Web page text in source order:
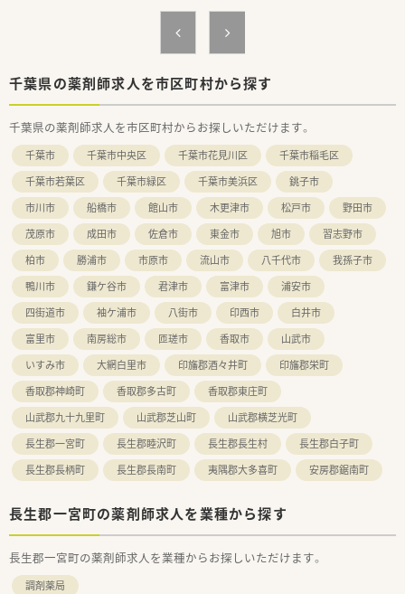
ご希望の方には在宅医療の分野などへ進んでいくことも可能で、
薬剤師としてスキルアップを目指していけます。
千葉県の薬剤師求人を市区町村から探す
千葉県の薬剤師求人を市区町村からお探しいただけます。
千葉市 千葉市中央区 千葉市花見川区
千葉市稲毛区
千葉市若葉区
千葉市緑区 千葉市美浜区
銚子市
市川市
船橋市 館山市 木更津市 松戸市
野田市
茂原市
成田市 佐倉市 東金市 旭市
習志野市
柏市
勝浦市 市原市 流山市 八千代市
我孫子市
鴨川市
鎌ケ谷市 君津市 富津市
浦安市
四街道市
袖ケ浦市 八街市 印西市
白井市
富里市
南房総市 匝瑳市 香取市
山武市
いすみ市
大網白里市 印旛郡酒々井町
印旛郡栄町
香取郡神崎町
香取郡多古町
香取郡東庄町
山武郡九十九里町
山武郡芝山町
山武郡横芝光町
長生郡一宮町
長生郡睦沢町 長生郡長生村
長生郡白子町
長生郡長柄町
長生郡長南町 夷隅郡大多喜町 安房郡鋸南町
長生郡一宮町の薬剤師求人を業種から探す
長生郡一宮町の薬剤師求人を業種からお探しいただけます。
調剤薬局